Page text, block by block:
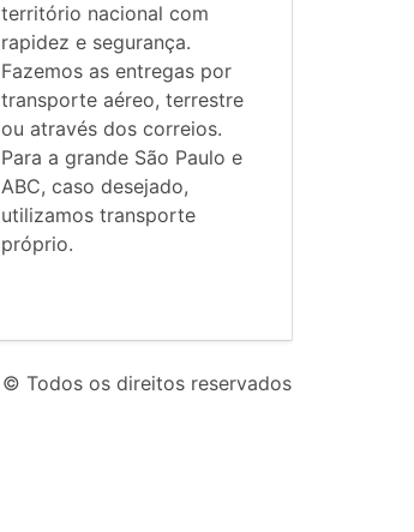
território nacional com
rapidez e segurança.
Fazemos as entregas por
transporte aéreo, terrestre
ou através dos correios.
Para a grande São Paulo e
ABC, caso desejado,
utilizamos transporte
próprio.
© Todos os direitos reservados